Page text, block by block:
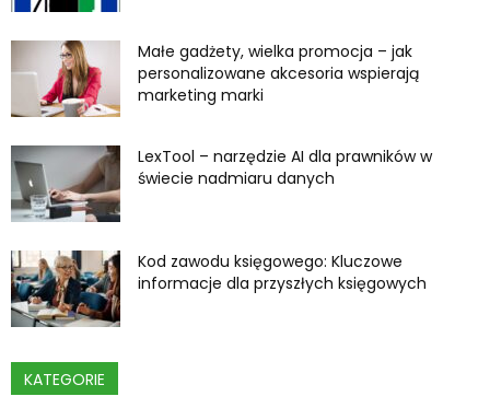
Małe gadżety, wielka promocja – jak
personalizowane akcesoria wspierają
marketing marki
LexTool – narzędzie AI dla prawników w
świecie nadmiaru danych
Kod zawodu księgowego: Kluczowe
informacje dla przyszłych księgowych
KATEGORIE